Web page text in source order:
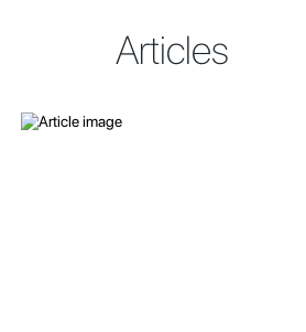
Articles